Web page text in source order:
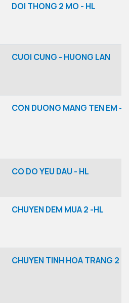
DOI THONG 2 MO - HL
CUOI CUNG - HUONG LAN
CON DUONG MANG TEN EM -
CO DO YEU DAU - HL
CHUYEN DEM MUA 2 -HL
CHUYEN TINH HOA TRANG 2 -